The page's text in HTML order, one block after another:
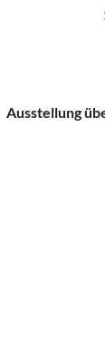
Ausstellung